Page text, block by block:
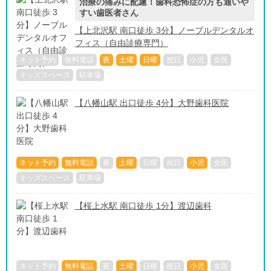
すい歯医者さん
【上北沢駅 南口徒歩 3分】ノーブルデンタルオ
フィス（自由診療専門）
ネット予約 無料電話 夜 土曜 日曜 祝日 小児
女医
キッズスペース
駐車場
【八幡山駅 出口徒歩 4分】大野歯科医院
ネット予約 無料電話 夜 土曜 日曜 祝日 小児
女医
キッズスペース
駐車場
【桜上水駅 南口徒歩 1分】渡辺歯科
ネット予約 無料電話 夜 土曜 日曜 祝日 小児
女医